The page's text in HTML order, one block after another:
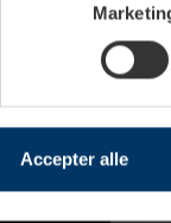
Accepter alle